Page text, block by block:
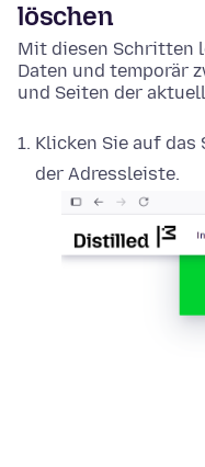
löschen
Mit diesen Schritten
Daten und temporär
und Seiten der
Klicken Sie auf das
der Adressleiste.